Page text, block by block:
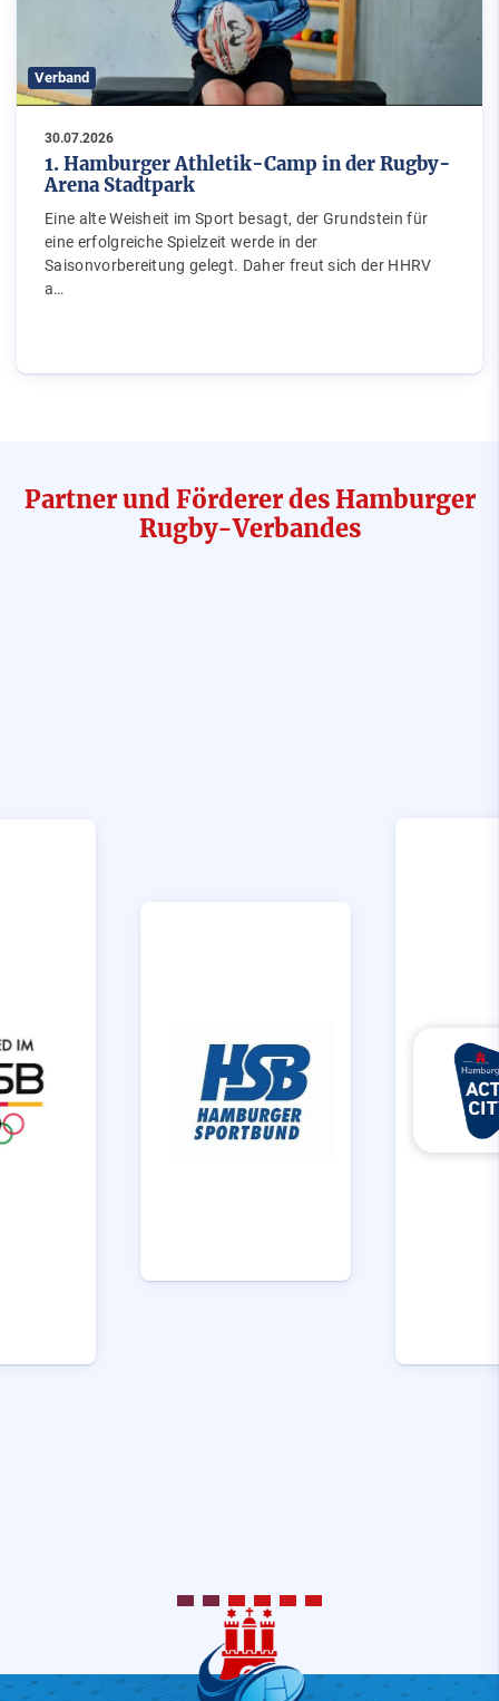
Verband
30.07.2026
1. Hamburger Athletik-Camp in der Rugby-
Arena Stadtpark
Eine alte Weisheit im Sport besagt, der Grundstein für
eine erfolgreiche Spielzeit werde in der
Saisonvorbereitung gelegt. Daher freut sich der HHRV
a…
Partner und Förderer des Hamburger
Rugby-Verbandes